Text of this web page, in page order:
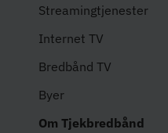
Streamingtjenester
Internet TV
Bredbånd TV
Byer
Om Tjekbredbånd